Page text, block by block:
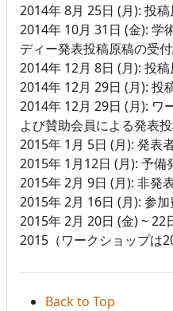
2014年 8月 25日 (月): 投
2014年 10月 31日 (金): 学
ディー発表投稿原稿の受
2014年 12月 8日 (月): 投
2014年 12月 29日 (月): 投
2014年 12月 29日 (月): ワ
よび賛助会員による発表
2015年 1月 5日 (月): 発表
2015年 1月12日 (月): 予
2015年 2月 9日 (月): 非発
2015年 2月 16日 (月): 参
2015年 2月 20日 (金) ~ 22
2015（ワークショップは
Back to Top